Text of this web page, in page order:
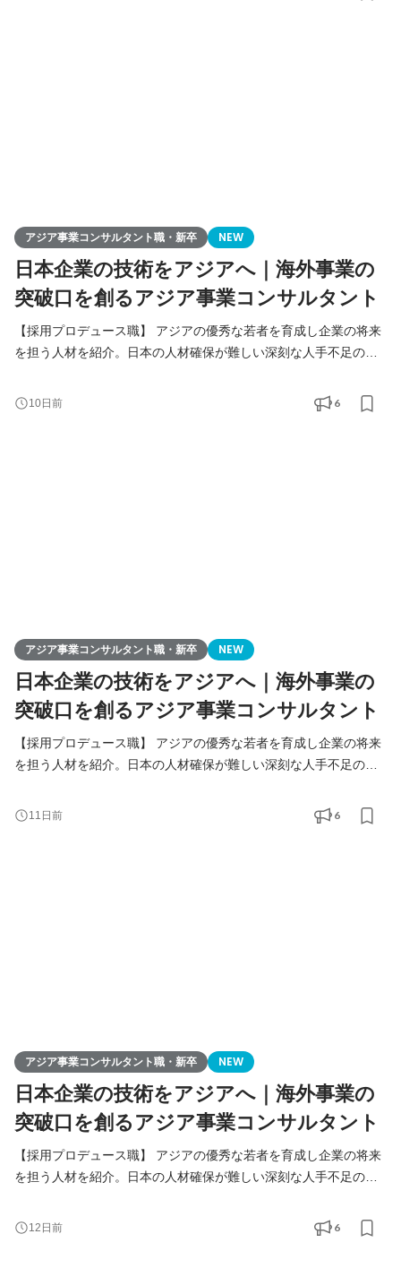
る様々なアジア事業の課題解決（進出、販路拡大、経営請負、事
アジア事業コンサルタント職・新卒 NEW
日本企業の技術をアジアへ｜海外事業の
突破口を創るアジア事業コンサルタント
【採用プロデュース職】 アジアの優秀な若者を育成し企業の将来
を担う人材を紹介。日本の人材確保が難しい深刻な人手不足の課
りを核に、日本企業の中国アジアビジネスを支援。当社が手掛け
る様々なアジア事業の課題解決（進出、販路拡大、経営請負、事
10日前 6
アジア事業コンサルタント職・新卒 NEW
日本企業の技術をアジアへ｜海外事業の
突破口を創るアジア事業コンサルタント
【採用プロデュース職】 アジアの優秀な若者を育成し企業の将来
を担う人材を紹介。日本の人材確保が難しい深刻な人手不足の課
りを核に、日本企業の中国アジアビジネスを支援。当社が手掛け
る様々なアジア事業の課題解決（進出、販路拡大、経営請負、事
11日前 6
アジア事業コンサルタント職・新卒 NEW
日本企業の技術をアジアへ｜海外事業の
突破口を創るアジア事業コンサルタント
【採用プロデュース職】 アジアの優秀な若者を育成し企業の将来
を担う人材を紹介。日本の人材確保が難しい深刻な人手不足の課
りを核に、日本企業の中国アジアビジネスを支援。当社が手掛け
る様々なアジア事業の課題解決（進出、販路拡大、経営請負、事
12日前 6